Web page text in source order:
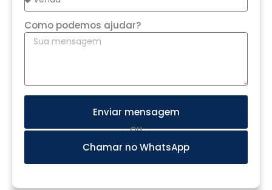
Como podemos ajudar?
Enviar mensagem
OU
Chamar no WhatsApp